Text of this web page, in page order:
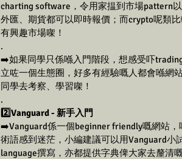
charting software，令用家揾到市場pattern
外匯、期貨都可以即時報價；而crypto呢類
有興趣市場㗎！
.
➡️如果同學只係喺入門階段，想感受吓
立咗一個生態圈，好多有經驗嘅人都會喺網
同學去考察、學習㗎！
.
2️⃣Vanguard - 新手入門
➡️Vanguard係一個beginner friendly嘅網站
術語感到迷茫，小編建議可以用Vanguard
language撰寫，亦都提供字典俾大家去釐清